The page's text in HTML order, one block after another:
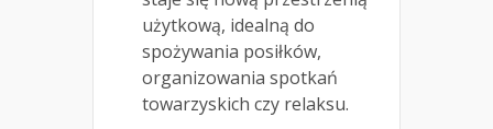
użytkową, idealną do
spożywania posiłków,
organizowania spotkań
towarzyskich czy relaksu.